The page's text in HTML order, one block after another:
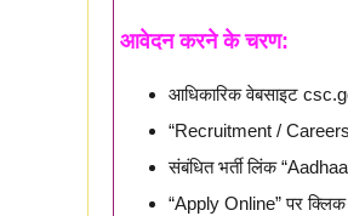
आवेदन करने के चरण:
आधिकारिक वेबसाइट
“Recruitment /
संबंधित भर्ती लिंक
“Apply Online” पर